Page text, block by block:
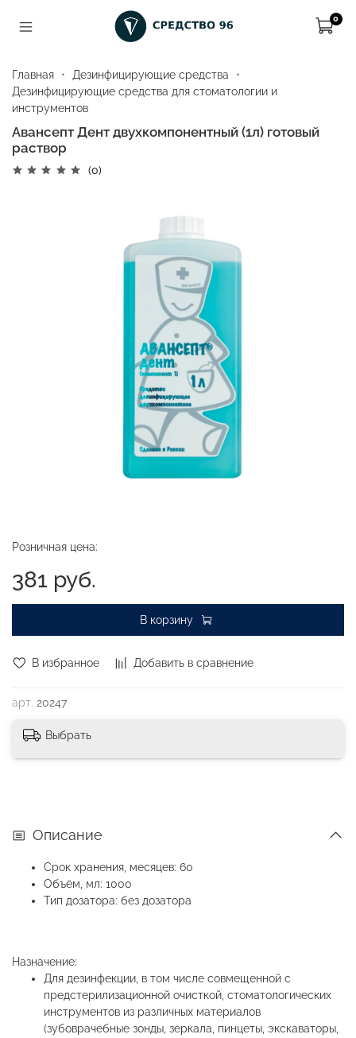
0
Главная
Дезинфицирующие средства
Дезинфицирующие средства для стоматологии и
инструментов
Авансепт Дент двухкомпонентный (1л) готовый
раствор
(0)
В избранное Добавить в сравнение
арт. 20247
Розничная цена:
381 руб.
В корзину
Выбрать
Описание
Срок хранения, месяцев: 60
Объём, мл: 1000
Тип дозатора: без дозатора
Назначение:
Для дезинфекции, в том числе совмещенной с
предстерилизационной очисткой, стоматологических
инструментов из различных материалов
(зубоврачебные зонды, зеркала, пинцеты, экскаваторы,